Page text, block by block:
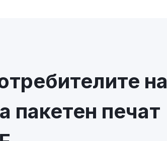
на
пакетен печат